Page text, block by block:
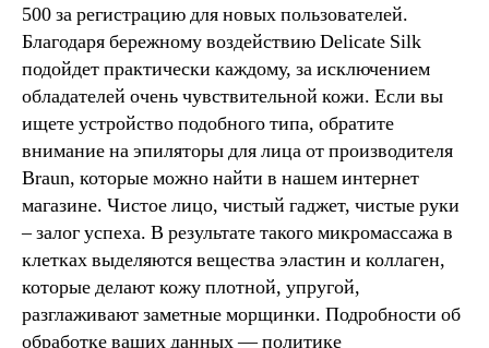
500 за регистрацию для новых пользователей.
Благодаря бережному воздействию Delicate Silk
подойдет практически каждому, за исключением
обладателей очень чувствительной кожи. Если вы
ищете устройство подобного типа, обратите
внимание на эпиляторы для лица от производителя
Braun, которые можно найти в нашем интернет
магазине. Чистое лицо, чистый гаджет, чистые руки
– залог успеха. В результате такого микромассажа в
клетках выделяются вещества эластин и коллаген,
которые делают кожу плотной, упругой,
разглаживают заметные морщинки. Подробности об
обработке ваших данных — политике